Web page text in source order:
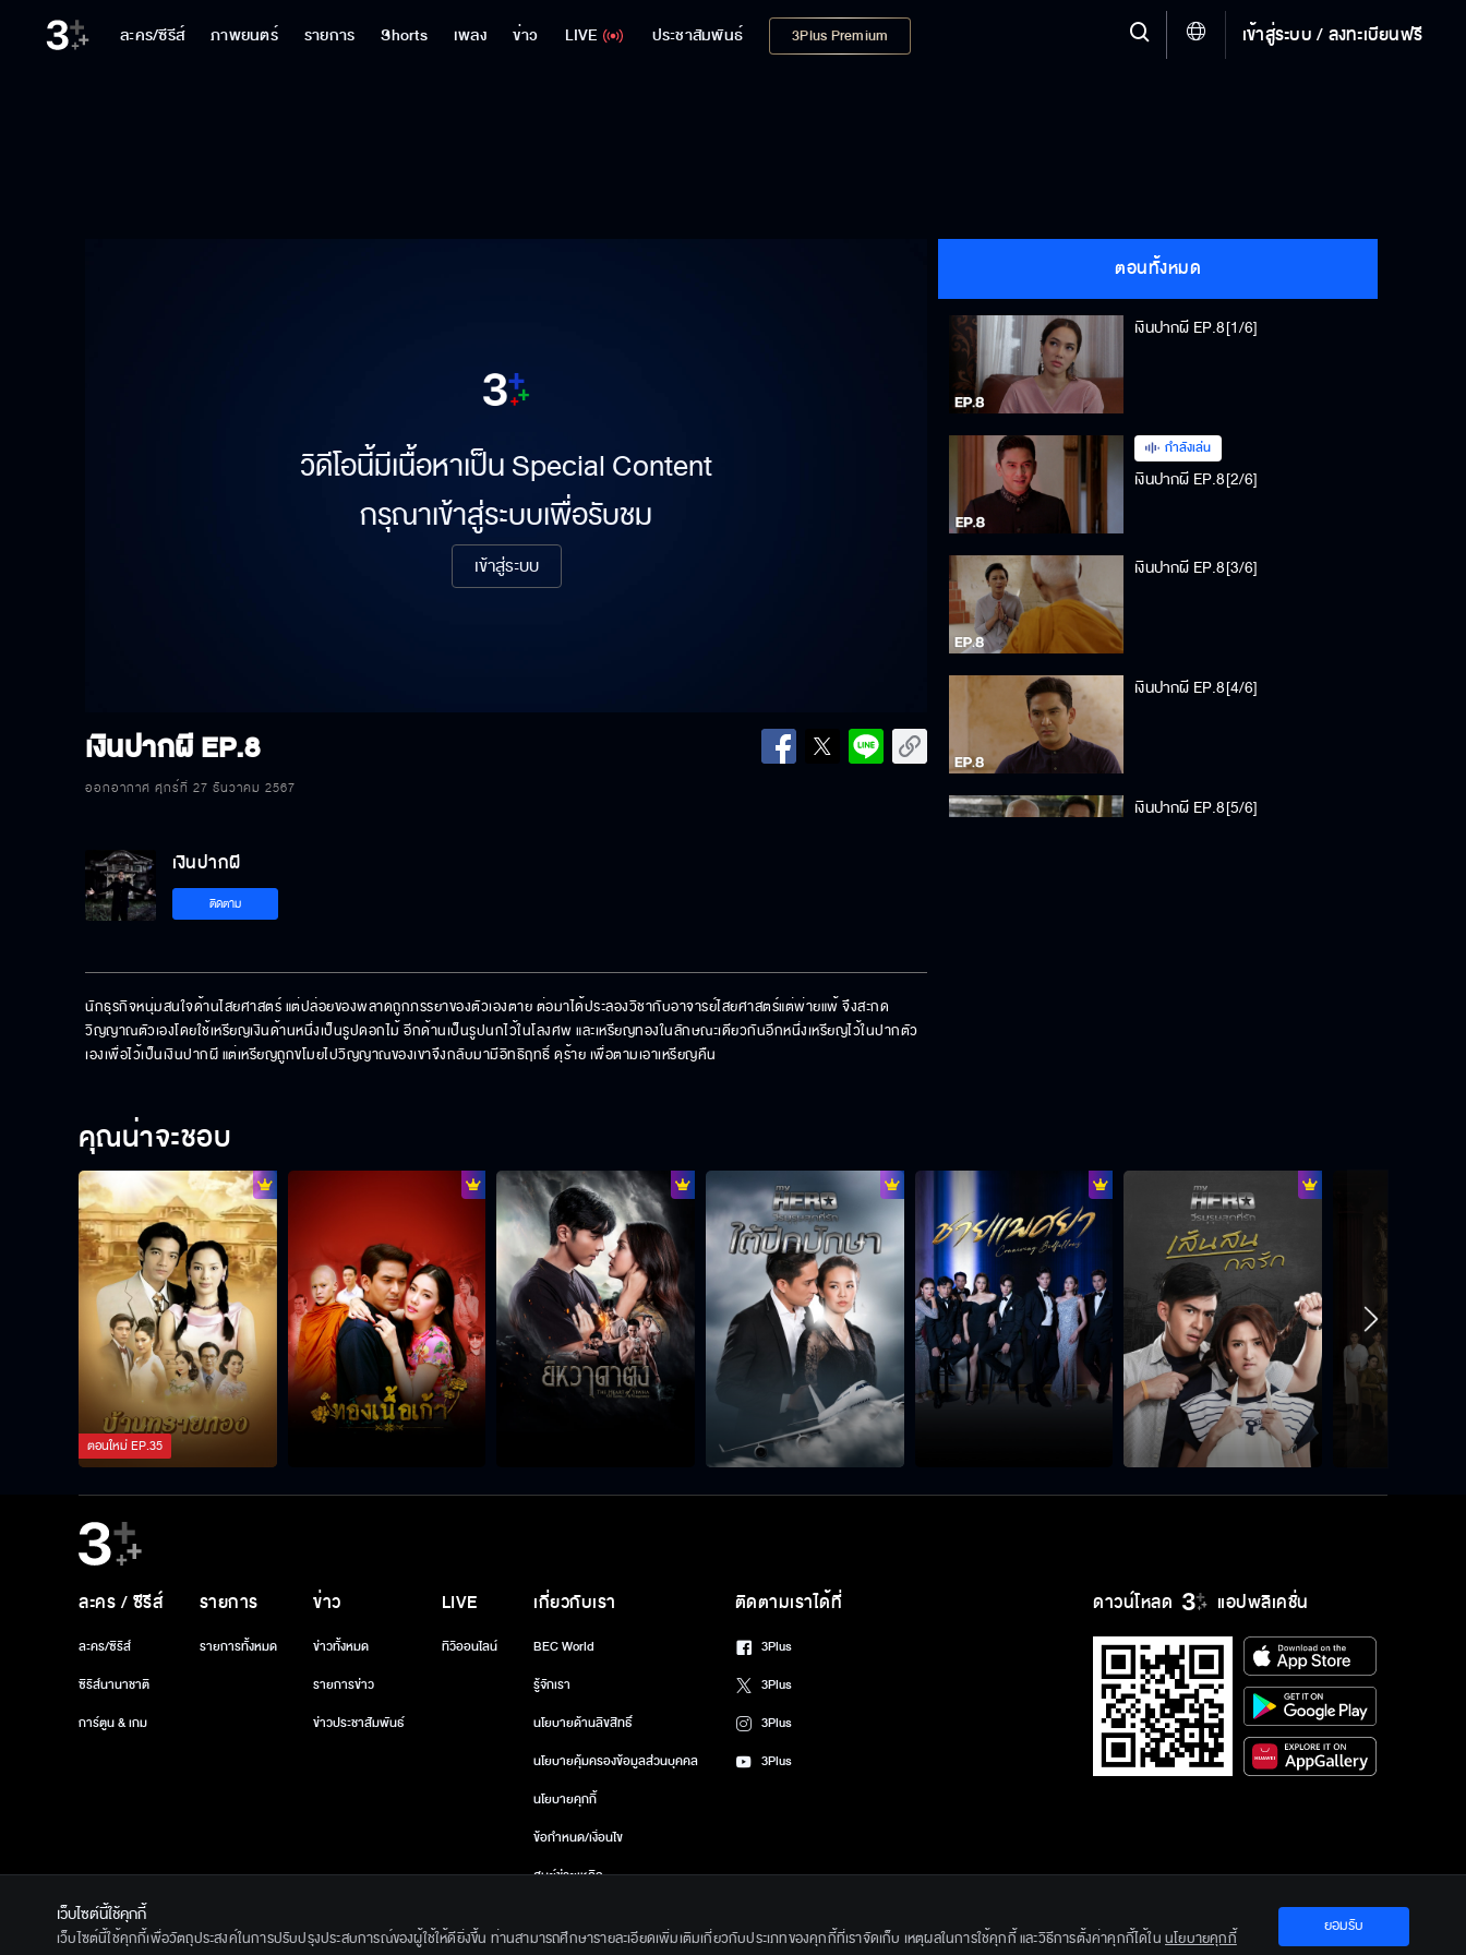
ละคร/ซีรีส์ ภาพยนตร์ รายการ Shorts เพลง ข่าว LIVE ประชาสัมพันธ์ 3Plus Premium เข้าสู่ระบบ / ลงทะเบียนฟรี
วิดีโอนี้มีเนื้อหาเป็น Special Content
กรุณาเข้าสู่ระบบเพื่อรับชม
เข้าสู่ระบบ
เงินปากผีEP.8
ออกอากาศ ศุกร์ที่ 27 ธันวาคม 2567
ตอนทั้งหมด
เงินปากผี EP.8[1/6]
กำลังเล่น
เงินปากผี EP.8[2/6]
เงินปากผี EP.8[3/6]
เงินปากผี EP.8[4/6]
เงินปากผี EP.8[5/6]
เงินปากผี
ติดตาม
นักธุรกิจหนุ่มสนใจด้านไสยศาสตร์ แต่ปล่อยของพลาดถูกภรรยาของตัวเองตาย ต่อมาได้ประลองวิชากับอาจารย์ไสยศาสตร์แต่พ่ายแพ้ จึงสะกด
วิญญาณตัวเองโดยใช้เหรียญเงินด้านหนึ่งเป็นรูปดอกไม้ อีกด้านเป็นรูปนกไว้ในโลงศพ และเหรียญทองในลักษณะเดียวกันอีกหนึ่งเหรียญไว้ในปากตัว
เองเพื่อไว้เป็นเงินปากผี แต่เหรียญถูกขโมยไปวิญญาณของเขาจึงกลับมามีอิทธิฤทธิ์ ดุร้าย เพื่อตามเอาเหรียญคืน
คุณน่าจะชอบ
ตอนใหม่EP.35
ดาวน์โหลด แอปพลิเคชั่น
ละคร / ซีรีส์
ละคร/ซีรีส์
ซีรีส์นานาชาติ
การ์ตูน & เกม
รายการ
รายการทั้งหมด
ข่าว
ข่าวทั้งหมด
รายการข่าว
ข่าวประชาสัมพันธ์
LIVE
ทีวีออนไลน์
เกี่ยวกับเรา
BEC World
รู้จักเรา
นโยบายด้านลิขสิทธิ์
นโยบายคุ้มครองข้อมูลส่วนบุคคล
นโยบายคุกกี้
ข้อกำหนด/เงื่อนไข
ศูนย์ช่วยเหลือ
ติดตามเราได้ที่
3Plus
3Plus
3Plus
3Plus
© 2020 Bangkok Entertainment Co.,Ltd. All Rights Reserved. Powered by BECi Corporation Ltd.
เว็บไซต์นี้ใช้คุกกี้
เว็บไซต์นี้ใช้คุกกี้เพื่อวัตถุประสงค์ในการปรับปรุงประสบการณ์ของผู้ใช้ให้ดียิ่งขึ้น ท่านสามารถศึกษารายละเอียดเพิ่มเติมเกี่ยวกับประเภทของคุกกี้ที่เราจัดเก็บ เหตุผลในการใช้คุกกี้ และวิธีการตั้งค่าคุกกี้ได้ใน นโยบายคุกกี้
ยอมรับ